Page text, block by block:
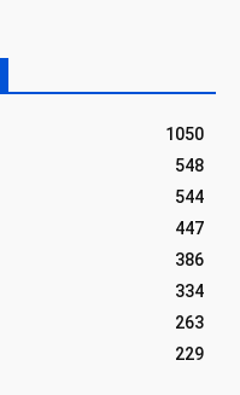
1050
548
544
447
386
334
263
229